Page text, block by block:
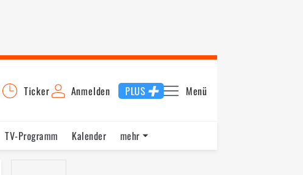
Ticker Anmelden PLUS Menü
TV-Programm
Kalender
mehr